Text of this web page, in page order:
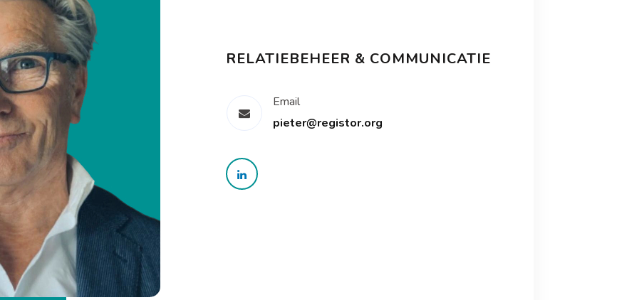
RELATIEBEHEER & COMMUNICATIE
Email
pieter@registor.org